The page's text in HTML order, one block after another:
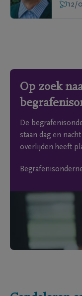
12/
Op zoek
De
staan dag en
overlijden heeft